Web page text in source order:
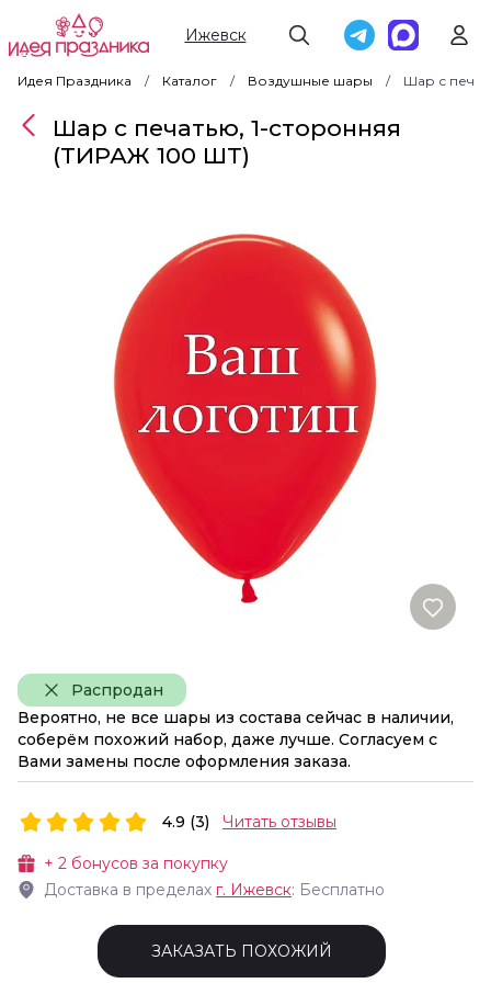
Ижевск
Идея Праздника Каталог Воздушные шары Шар с
Распродан
Вероятно, не все шары из состава сейчас в наличии,
соберём похожий набор, даже лучше. Согласуем с
Вами замены после оформления заказа.
Шар с печатью, 1-сторонняя
(ТИРАЖ 100 ШТ)
+ 2 бонусов за покупку
Доставка в пределах г. Ижевск: Бесплатно
4.9 (3) Читать отзывы
ЗАКАЗАТЬ ПОХОЖИЙ